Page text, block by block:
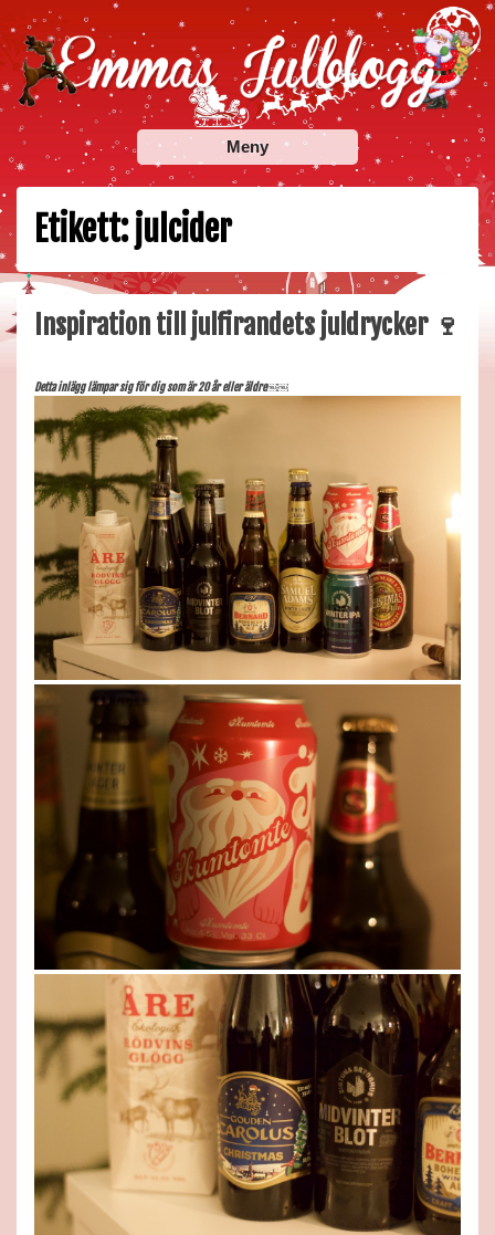
Skip
to
content
Emmas Julblogg
Julbloggar om julnyheter, julklappstips, julkalendrar,
adventskalendrar , julpyssel och julrecept!
Meny
Etikett:julcider
Inspiration till julfirandets juldrycker 🍷
Detta inlägg lämpar sig för dig som är 20 år eller äldre￼￼